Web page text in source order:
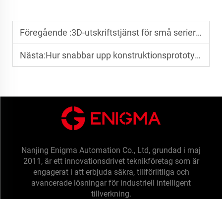
Föregående :3D-utskriftstjänst för små serier: Flexibla lösningar för produktion i låg volym
Nästa:Hur snabbar upp konstruktionsprototypning produktvalidering?
Nanjing Enigma Automation Co., Ltd, grundad i maj
2011, är ett innovationsdrivet teknikföretag som är
engagerat i att erbjuda säkra, tillförlitliga och
avancerade lösningar för industriell intelligent
tillverkning.